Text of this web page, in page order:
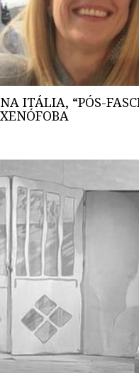
NA ITÁLIA, “PÓS-
XENÓFOBA